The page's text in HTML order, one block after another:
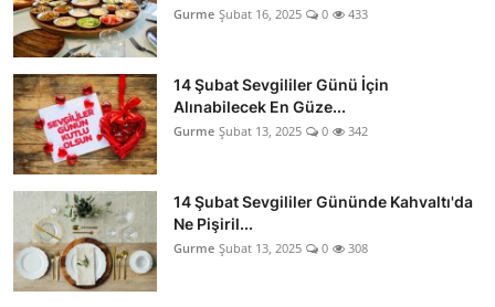
Gurme Şubat 16, 2025 0 433
14 Şubat Sevgililer Günü İçin
Alınabilecek En Güze...
Gurme Şubat 13, 2025 0 342
14 Şubat Sevgililer Gününde Kahvaltı'da
Ne Pişiril...
Gurme Şubat 13, 2025 0 308